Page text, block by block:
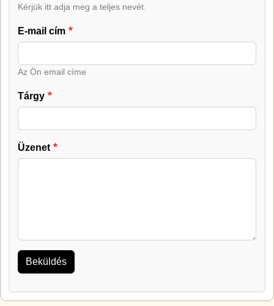
Kérjük itt adja meg a teljes nevét.
E-mail cím
Az Ön email címe
Tárgy
Üzenet